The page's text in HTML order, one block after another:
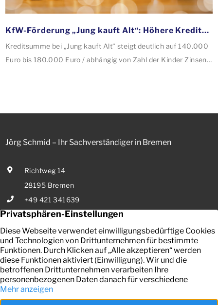
KfW-Förderung „Jung kauft Alt“: Höhere Kredite ab August 2026
Kreditsumme bei „Jung kauft Alt“ steigt deutlich auf 140.000
Euro bis 180.000 Euro / abhängig von Zahl der Kinder Zinsen
energetischer Sanierung binnen 54 Monaten nach
Jörg Schmid – Ihr Sachverständiger in Bremen
Richtweg 14
28195 Bremen
+49 421 341639
E-Mail senden
Ihr zuverlässiger Partner in Bremen für die Bewertung von
bebauten und unbebauten Grundstücken, Mieten und Pachten.